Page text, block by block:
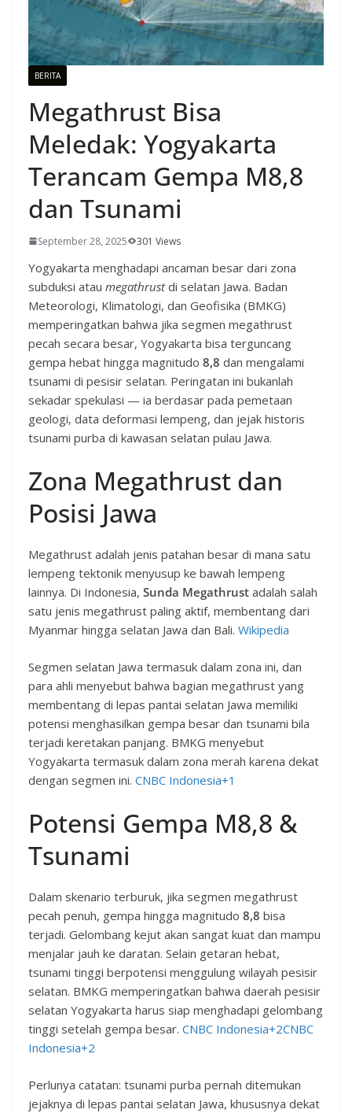
BERITA
Megathrust Bisa
Meledak: Yogyakarta
Terancam Gempa M8,8
dan Tsunami
September 28, 2025 301 Views
Yogyakarta menghadapi ancaman besar dari zona
subduksi atau megathrustdi selatan Jawa. Badan
Meteorologi, Klimatologi, dan Geofisika (BMKG)
memperingatkan bahwa jika segmen megathrust
pecah secara besar, Yogyakarta bisa terguncang
gempa hebat hingga magnitudo 8,8 dan mengalami
tsunami di pesisir selatan. Peringatan ini bukanlah
sekadar spekulasi — ia berdasar pada pemetaan
geologi, data deformasi lempeng, dan jejak historis
tsunami purba di kawasan selatan pulau Jawa.
Zona Megathrust dan
Posisi Jawa
Megathrust adalah jenis patahan besar di mana satu
lempeng tektonik menyusup ke bawah lempeng
lainnya. Di Indonesia, Sunda Megathrust adalah salah
satu jenis megathrust paling aktif, membentang dari
Myanmar hingga selatan Jawa dan Bali. Wikipedia
Segmen selatan Jawa termasuk dalam zona ini, dan
para ahli menyebut bahwa bagian megathrust yang
membentang di lepas pantai selatan Jawa memiliki
potensi menghasilkan gempa besar dan tsunami bila
terjadi keretakan panjang. BMKG menyebut
Yogyakarta termasuk dalam zona merah karena dekat
dengan segmen ini. CNBC Indonesia+1
Potensi Gempa M8,8 &
Tsunami
Dalam skenario terburuk, jika segmen megathrust
pecah penuh, gempa hingga magnitudo 8,8 bisa
terjadi. Gelombang kejut akan sangat kuat dan mampu
menjalar jauh ke daratan. Selain getaran hebat,
tsunami tinggi berpotensi menggulung wilayah pesisir
selatan. BMKG memperingatkan bahwa daerah pesisir
selatan Yogyakarta harus siap menghadapi gelombang
tinggi setelah gempa besar. CNBC Indonesia+2CNBC
Indonesia+2
Perlunya catatan: tsunami purba pernah ditemukan
jejaknya di lepas pantai selatan Jawa, khususnya dekat